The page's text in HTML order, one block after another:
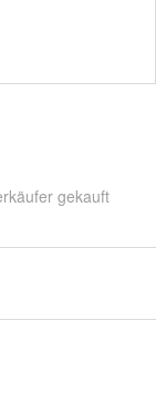
gekauft